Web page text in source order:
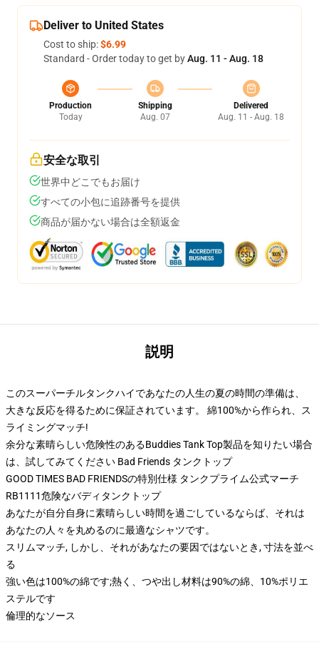
Deliver to United States
Cost to ship:$6.99
Standard - Order today to get byAug. 11 - Aug. 18
Production
Today
Shipping
Aug. 07
Delivered
Aug. 11 - Aug. 18
安全な取引
世界中どこでもお届け
すべての小包に追跡番号を提供
商品が届かない場合は全額返金
説明
このスーパーチルタンクハイであなたの人生の夏の時間の準備は、
大きな反応を得るために保証されています。 綿100%から作られ、ス
ライミングマッチ!
余分な素晴らしい危険性のあるBuddies Tank Top製品を知りたい場合
は、試してみてください Bad Friends タンクトップ
GOOD TIMES BAD FRIENDSの特別仕様 タンクプライム公式マーチ
RB1111危険なバディタンクトップ
あなたが自分自身に素晴らしい時間を過ごしているならば、それは
あなたの人々を丸めるのに最適なシャツです。
スリムマッチ, しかし、それがあなたの要因ではないとき, 寸法を並べ
る
強い色は100%の綿です;熱く、つや出し材料は90%の綿、10%ポリエ
ステルです
倫理的なソース